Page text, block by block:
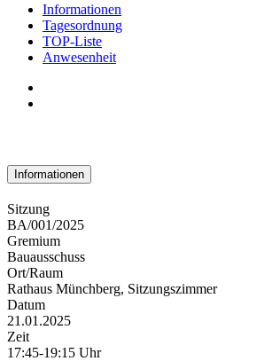
Informationen
Tagesordnung
TOP-Liste
Anwesenheit
Informationen
Sitzung
BA/001/2025
Gremium
Bauausschuss
Ort/Raum
Rathaus Münchberg, Sitzungszimmer
Datum
21.01.2025
Zeit
17:45-19:15 Uhr